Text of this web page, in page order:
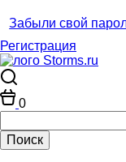
Забыли свой
Регистрация
0